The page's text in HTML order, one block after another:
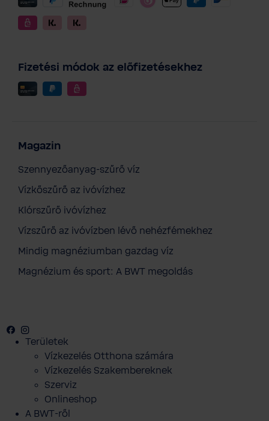
Fizetési módok az előfizetésekhez
Magazin
Szennyezőanyag-szűrő víz
Vízkőszűrő az ivóvízhez
Klórszűrő ivóvízhez
Vízszűrő az ivóvízben lévő nehézfémekhez
Mindig magnéziumban gazdag víz
Magnézium és sport: A BWT megoldás
Facebook
Területek
Vízkezelés Otthona számára
Vízkezelés Szakembereknek
Szerviz
Onlineshop
A BWT-ről